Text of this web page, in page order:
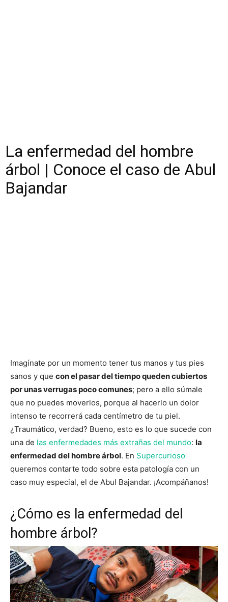
La enfermedad del hombre
árbol | Conoce el caso de Abul
Bajandar
Imagínate por un momento tener tus manos y tus pies
sanos y que con el pasar del tiempo queden cubiertos
por unas verrugas poco comunes; pero a ello súmale
que no puedes moverlos, porque al hacerlo un dolor
intenso te recorrerá cada centímetro de tu piel.
¿Traumático, verdad? Bueno, esto es lo que sucede con
una de las enfermedades más extrañas del mundo: la
enfermedad del hombre árbol. En Supercurioso
queremos contarte todo sobre esta patología con un
caso muy especial, el de Abul Bajandar. ¡Acompáñanos!
¿Cómo es la enfermedad del
hombre árbol?